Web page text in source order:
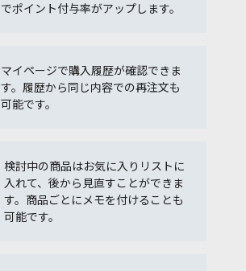
でポイント付与率がアップします。
マイページで購入履歴が確認できま
す。履歴から同じ内容での再注文も
可能です。
検討中の商品はお気に入りリストに
入れて、後から見直すことができま
す。商品ごとにメモを付けることも
可能です。